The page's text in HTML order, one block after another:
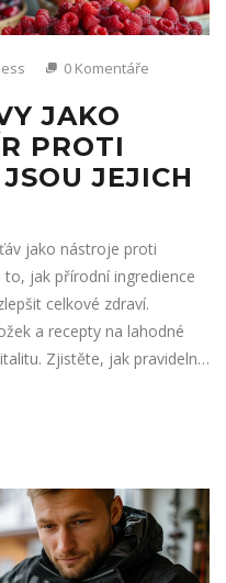
0 Komentáře
JAKO
PROTI
JEJICH
jako nástroje proti
jak přírodní ingredience
celkové zdraví.
a recepty na lahodné
Zjistěte, jak pravidelná
také tipy, jak začlenit
jídelníčku.